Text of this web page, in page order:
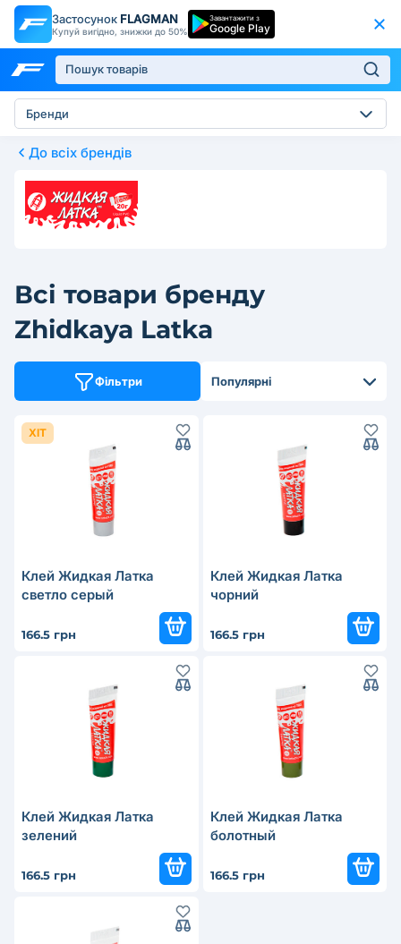
Застосунок FLAGMAN
Купуй вигідно, знижки до 50%
Завантажити з
Google Play
Бренди
До всіх брендів
Всі товари бренду
Zhidkaya Latka
Фільтри Популярні
ХІТ
Клей Жидкая Латка
светло серый
166.5 грн
Клей Жидкая Латка
чорний
166.5 грн
Клей Жидкая Латка
зелений
166.5 грн
Клей Жидкая Латка
болотный
166.5 грн